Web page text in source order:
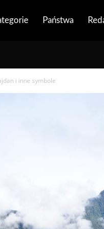
Państwa
i inne symbole